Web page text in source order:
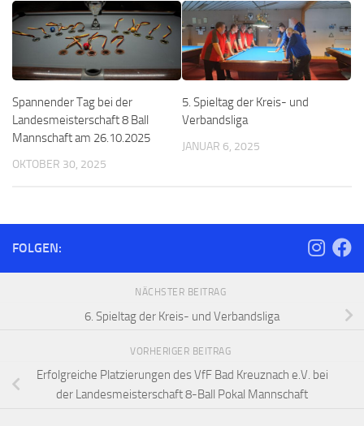
Spannender Tag bei der
Landesmeisterschaft 8 Ball
Mannschaft am 26.10.2025
OKTOBER 30, 2025
5. Spieltag der Kreis- und
Verbandsliga
JANUAR 6, 2025
FOLGEN:
NÄCHSTER BEITRAG
6. Spieltag der Kreis- und Verbandsliga
VORHERIGER BEITRAG
Erfolgreiche Platzierungen des VfF Bad Kreuznach e.V. bei
der Landesmeisterschaft 8-Ball Pokal Mannschaft